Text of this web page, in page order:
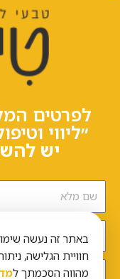
באתר זה נעשה
חוויית הגלישה,
מהווה הסכמתך ל
לפרטים
״ליווי
יש